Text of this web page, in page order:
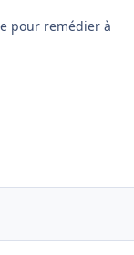
pour remédier à